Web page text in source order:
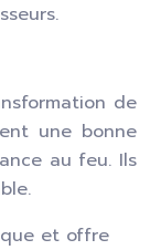
de
une bonne
au feu. Ils
et offre